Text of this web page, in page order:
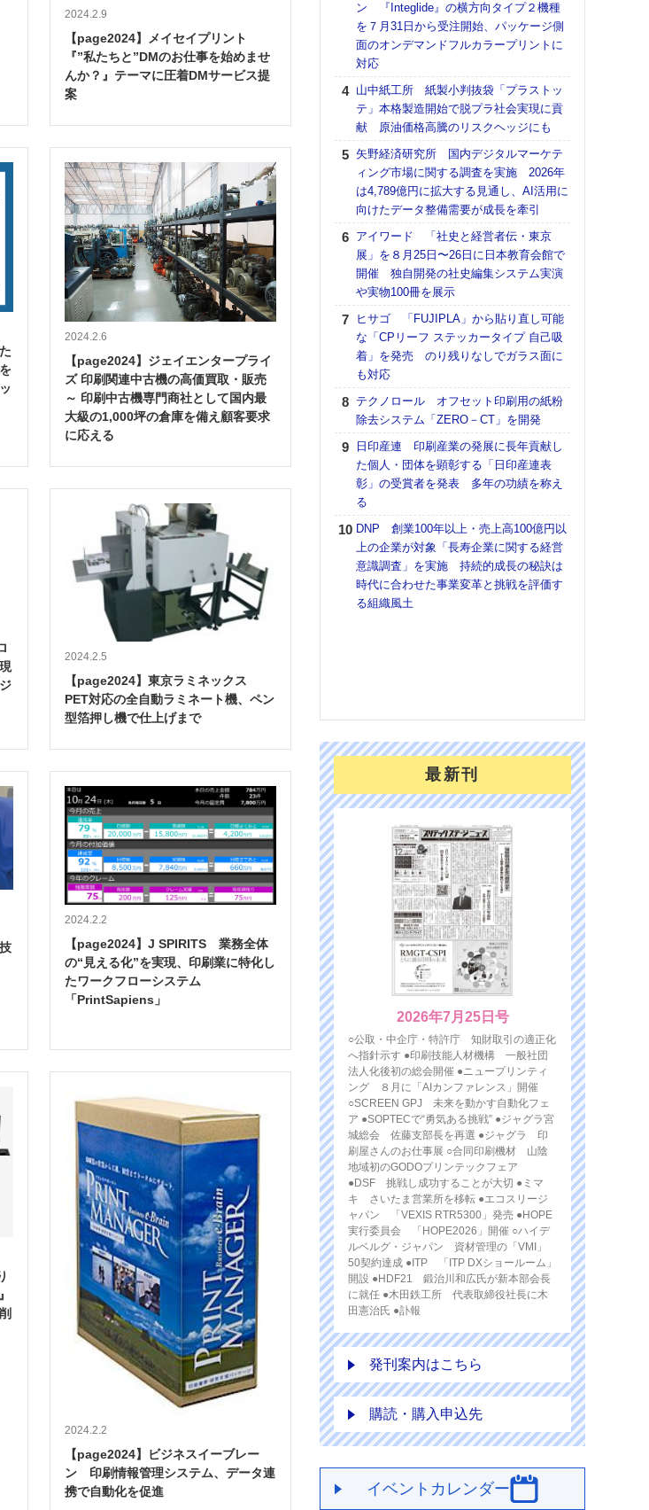
【page2024】メイセイプリント
『”私たちと”DMのお仕事を始めませ
んか？』テーマに圧着DMサービス提
案
2024.2.9
【page2024】ジェイエンタープライ
ズ 印刷関連中古機の高価買取・販売
～ 印刷中古機専門商社として国内最
大級の1,000坪の倉庫を備え顧客要求
に応える
2024.2.6
【page2024】東京ラミネックス
PET対応の全自動ラミネート機、ペン
型箔押し機で仕上げまで
2024.2.5
【page2024】J SPIRITS 業務全体
の“見える化”を実現、印刷業に特化し
たワークフローシステム
「PrintSapiens」
2024.2.2
【page2024】ビジネスイーブレー
ン 印刷情報管理システム、データ連
携で自動化を促進
2024.2.2
ン 『Integlide』の横方向タイプ２機種
を７月31日から受注開始、パッケージ側
面のオンデマンドフルカラープリントに
対応
山中紙工所 紙製小判抜袋「プラストッ
テ」本格製造開始で脱プラ社会実現に貢
献 原油価格高騰のリスクヘッジにも
矢野経済研究所 国内デジタルマーケテ
ィング市場に関する調査を実施 2026年
は4,789億円に拡大する見通し、AI活用に
向けたデータ整備需要が成長を牽引
アイワード 「社史と経営者伝・東京
展」を８月25日〜26日に日本教育会館で
開催 独自開発の社史編集システム実演
や実物100冊を展示
ヒサゴ 「FUJIPLA」から貼り直し可能
な「CPリーフ ステッカータイプ 自己吸
着」を発売 のり残りなしでガラス面に
も対応
テクノロール オフセット印刷用の紙粉
除去システム「ZERO－CT」を開発
日印産連 印刷産業の発展に長年貢献し
た個人・団体を顕彰する「日印産連表
彰」の受賞者を発表 多年の功績を称え
る
DNP 創業100年以上・売上高100億円以
上の企業が対象「長寿企業に関する経営
意識調査」を実施 持続的成長の秘訣は
時代に合わせた事業変革と挑戦を評価す
る組織風土
最新刊
2026年7月25日号
○公取・中企庁・特許庁 知財取引の適正化
へ指針示す ●印刷技能人材機構 一般社団
法人化後初の総会開催 ●ニュープリンティ
ング ８月に「AIカンファレンス」開催
○SCREEN GPJ 未来を動かす自動化フェ
ア ●SOPTECで“勇気ある挑戦” ●ジャグラ宮
城総会 佐藤支部長を再選 ●ジャグラ 印
刷屋さんのお仕事展 ○合同印刷機材 山陰
地域初のGODOプリンテックフェア
●DSF 挑戦し成功することが大切 ●ミマ
キ さいたま営業所を移転 ●エコスリージ
ャパン 「VEXIS RTR5300」発売 ●HOPE
実行委員会 「HOPE2026」開催 ○ハイデ
ルベルグ・ジャパン 資材管理の「VMI」
50契約達成 ●ITP 「ITP DXショールーム」
開設 ●HDF21 鍛治川和広氏が新本部会長
に就任 ●木田鉄工所 代表取締役社長に木
田憲治氏 ●訃報
発刊案内はこちら
購読・購入申込先
イベントカレンダー